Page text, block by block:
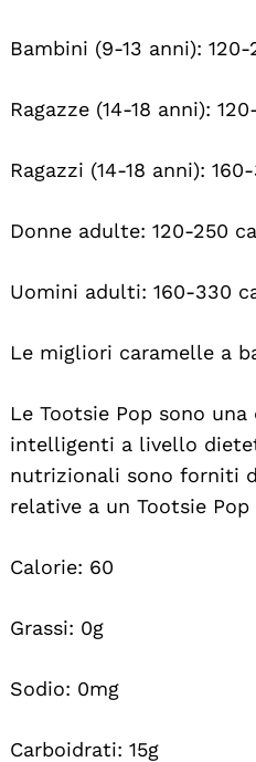
Bambini (9-13 anni):
Ragazze (14-18 anni):
Ragazzi (14-18 anni):
Donne adulte: 120-250
Uomini adulti: 160-330
Le migliori caramelle a
Le Tootsie Pop sono
intelligenti a livello
nutrizionali sono forniti
relative a un Tootsie Pop
Calorie: 60
Grassi: 0g
Sodio: 0mg
Carboidrati: 15g